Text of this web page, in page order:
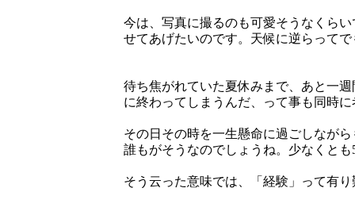
今は、写真に撮るのも可愛そうなくら
せてあげたいのです。天候に逆らってで
待ち焦がれていた夏休みまで、あと一
に終わってしまうんだ、って事も同時
その日その時を一生懸命に過ごしなが
誰もがそうなのでしょうね。少なくと
そう云った意味では、「経験」って有